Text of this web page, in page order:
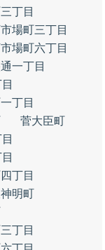
丁目
場町三丁目
場町六丁目
一丁目
丁目
菅大臣町
丁目
明町
丁目